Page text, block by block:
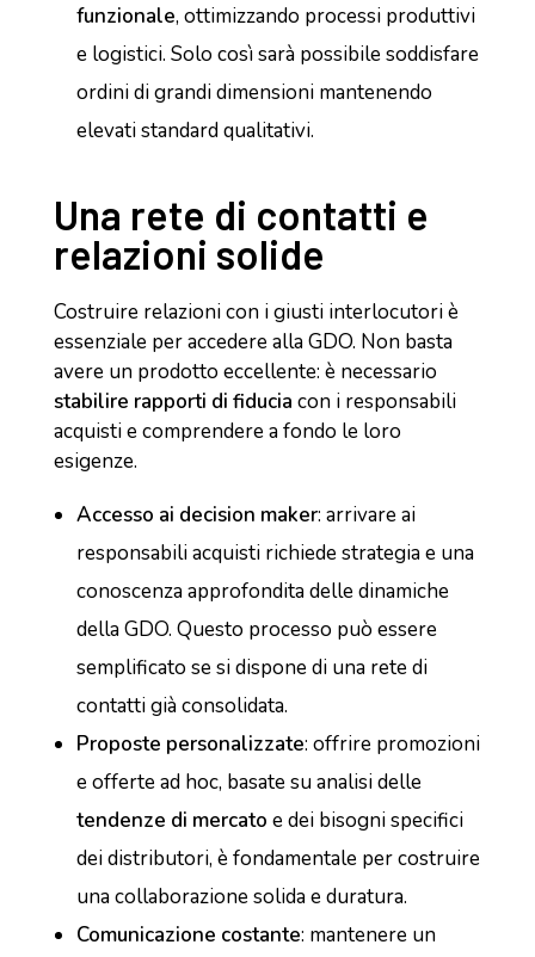
funzionale, ottimizzando processi produttivi
e logistici. Solo così sarà possibile soddisfare
ordini di grandi dimensioni mantenendo
elevati standard qualitativi.
Una rete di contatti e
relazioni solide
Costruire relazioni con i giusti interlocutori è
essenziale per accedere alla GDO. Non basta
avere un prodotto eccellente: è necessario
stabilire rapporti di fiducia con i responsabili
acquisti e comprendere a fondo le loro
esigenze.
Accesso ai decision maker: arrivare ai
responsabili acquisti richiede strategia e una
conoscenza approfondita delle dinamiche
della GDO. Questo processo può essere
semplificato se si dispone di una rete di
contatti già consolidata.
Proposte personalizzate: offrire promozioni
e offerte ad hoc, basate su analisi delle
tendenze di mercato e dei bisogni specifici
dei distributori, è fondamentale per costruire
una collaborazione solida e duratura.
Comunicazione costante: mantenere un